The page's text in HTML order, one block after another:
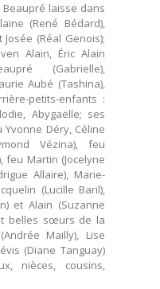
laisse dans
(René Bédard),
(Réal Genois);
Alain, Éric Alain
(Gabrielle),
Aubé (Tashina),
petits-enfants :
Abygaëlle; ses
Déry, Céline
Vézina), feu
feu Martin (Jocelyne
Allaire), Marie-
(Lucille Baril),
et Alain (Suzanne
belles sœurs de la
Mailly), Lise
(Diane Tanguay)
nièces, cousins,